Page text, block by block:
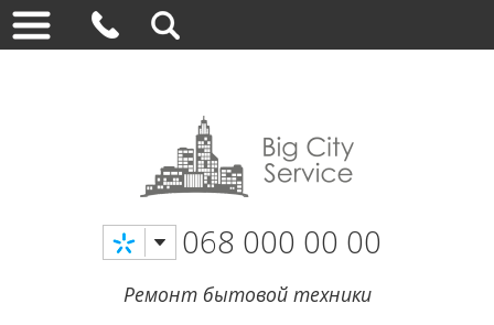
068 000 00 00
Ремонт бытовой техники